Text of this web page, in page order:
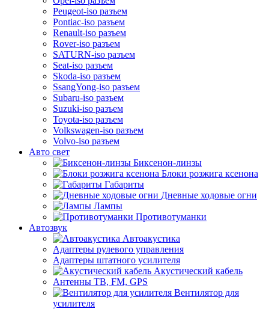
Peugeot-iso разъем
Pontiac-iso разъем
Renault-iso разъем
Rover-iso разъем
SATURN-iso разъем
Seat-iso разъем
Skoda-iso разъем
SsangYong-iso разъем
Subaru-iso разъем
Suzuki-iso разъем
Toyota-iso разъем
Volkswagen-iso разъем
Volvo-iso разъем
Авто свет
Биксенон-линзы
Блоки розжига ксенона
Габариты
Дневные ходовые огни
Лампы
Противотуманки
Автозвук
Автоакустика
Адаптеры рулевого управления
Адаптеры штатного усилителя
Акустический кабель
Антенны ТВ, FM, GPS
Вентилятор для
усилителя